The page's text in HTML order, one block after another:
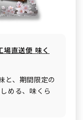
場直送便 味く
と、期間限定の
める、味くら